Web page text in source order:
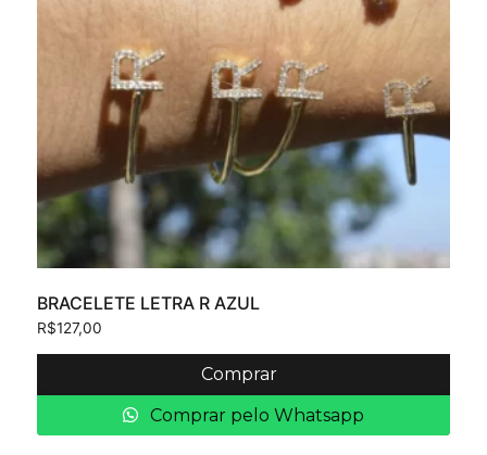
BRACELETE LETRA R AZUL
R$127,00
Comprar
Comprar pelo Whatsapp